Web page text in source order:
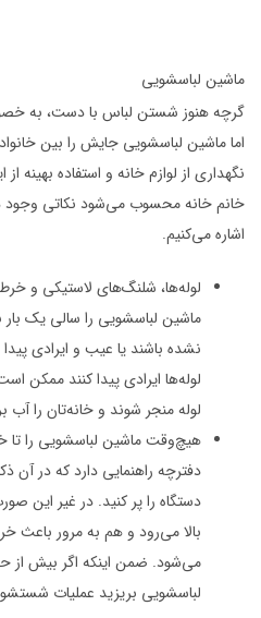
ماشین لباسشویی
گرچه هنوز شستن لباس با دست، به
اما ماشین لباسشویی جایش را بین
نگهداری از لوازم خانه و استفاده
خانم خانه محسوب می‌شود نکاتی وجود
اشاره می‌کنیم.
لوله‌ها، شلنگ‌های لاستیکی
ماشین لباسشویی را سالی یک
نشده باشند یا عیب و ایرادی
لوله‌ها ایرادی پیدا کنند ممکن
لوله منجر شوند و خانه‌تان را آب
هیچ‌وقت ماشین لباسشویی را تا
دفترچه راهنمایی دارد که در آن
دستگاه را پر کنید. در غیر این
بالا می‌رود و هم به مرور باعث
می‌شود. ضمن اینکه اگر بیش از
لباسشویی بریزید عملیات